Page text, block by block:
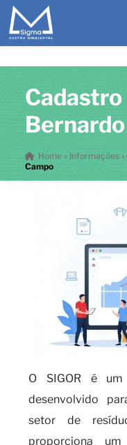
Home» Informações »
Campo
O SIGOR é
desenvolvido
setor de
proporciona